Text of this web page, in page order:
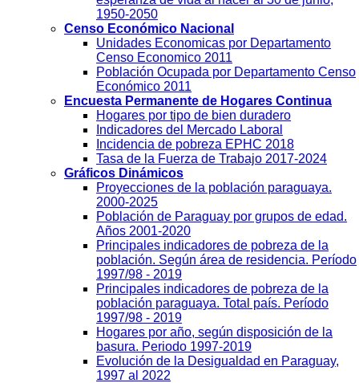
1950-2050
Censo Económico Nacional
Unidades Economicas por Departamento
Censo Economico 2011
Población Ocupada por Departamento Censo
Económico 2011
Encuesta Permanente de Hogares Continua
Hogares por tipo de bien duradero
Indicadores del Mercado Laboral
Incidencia de pobreza EPHC 2018
Tasa de la Fuerza de Trabajo 2017-2024
Gráficos Dinámicos
Proyecciones de la población paraguaya.
2000-2025
Población de Paraguay por grupos de edad.
Años 2001-2020
Principales indicadores de pobreza de la
población. Según área de residencia. Período
1997/98 - 2019
Principales indicadores de pobreza de la
población paraguaya. Total país. Período
1997/98 - 2019
Hogares por año, según disposición de la
basura. Periodo 1997-2019
Evolución de la Desigualdad en Paraguay,
1997 al 2022